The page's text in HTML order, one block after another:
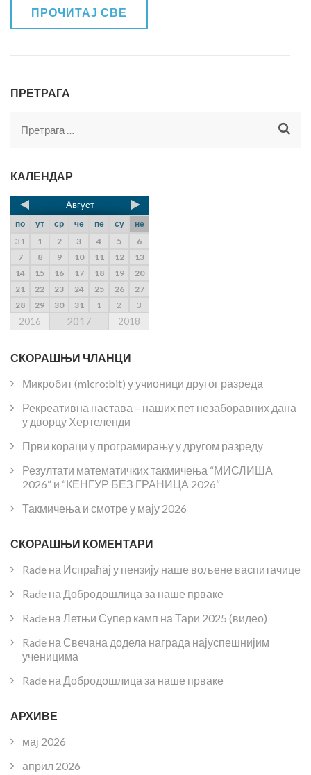
ПРОЧИТАЈ СВЕ
ПРЕТРАГА
КАЛЕНДАР
Август
по ут ср че пе су
не
31
1 2 3 4 5
6
7
8 9 10 11 12
13
14
15 16 17 18 19
20
21
22 23 24 25 26
27
28
29 30 31 1 2 3
2016 2017 2018
СКОРАШЊИ ЧЛАНЦИ
Микробит (micro:bit) у учионици другог разреда
Рекреативна настава – наших пет незаборавних дана
у дворцу Хертеленди
Први кораци у програмирању у другом разреду
Резултати математичких такмичења “МИСЛИША
2026“ и “КЕНГУР БЕЗ ГРАНИЦА 2026“
Такмичења и смотре у мају 2026
СКОРАШЊИ КОМЕНТАРИ
Rade на Испраћај у пензију наше вољене васпитачице
Rade на Добродошлица за наше прваке
Rade на Летњи Супер камп на Тари 2025 (видео)
Rade на Свечана додела награда најуспешнијим
ученицима
Rade на Добродошлица за наше прваке
АРХИВЕ
мај 2026
април 2026